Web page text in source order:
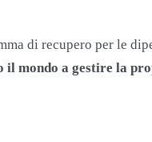
di recupero per le
mondo a gestire la